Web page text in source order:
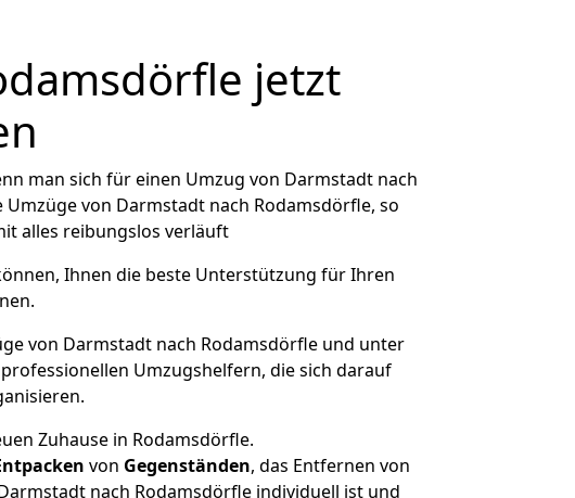
jetzt
man sich für einen Umzug von Darmstadt nach
von Darmstadt nach Rodamsdörfle, so
alles reibungslos verläuft
Ihnen die beste Unterstützung für Ihren
von Darmstadt nach Rodamsdörfle und unter
Umzugshelfern, die sich darauf
Zuhause in Rodamsdörfle.
von Gegenständen, das Entfernen von
nach Rodamsdörfle individuell ist und